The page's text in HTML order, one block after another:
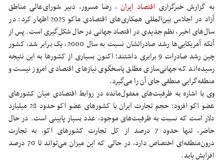
به گزارش خبرگزاری اقتصاد ایران ، رضا مسرور، دبیر شورای‌عالی مناطق
آزاد در اجلاس بین‌المللی همکاری‌های اقتصادی ماکو 2025 اظهار کرد: در
سال‌های اخیر، نظم جدیدی در اقتصاد جهانی در حال شکل‌گیری است. پس از
آنکه آمریکایی‌ها رشد صادراتشان نسبت به سال 2000، یک برابر شد، کشور
چین رشد صادرات 9 برابری داشتند؛ اکنون بسیاری از کشورها به این نتیجه
رسیده‌اند که جهانی‌سازی مطلق پاسخگوی نیازهای اقتصادی امروز نیست و
منطقه‌گرایی منطقی جای آن را می‌گیرد.
وی با اشاره به ظرفیت‌های مغفول‌مانده در روابط اقتصادی میان کشورهای
عضو اکو افزود: حجم تجارت ایران با کشورهای عضو اکو حدود 28 میلیارد
دلار است که نسبت به ظرفیت‌های موجود، عدد بسیار پایینی است. در حال
حاضر، تنها حدود 7 درصد از کل تجارت کشورهای اکو، به تجارت
درون‌منطقه‌ای اختصاص دارد، در حالی که این میزان می‌تواند تا 70 درصد
افزایش یابد.